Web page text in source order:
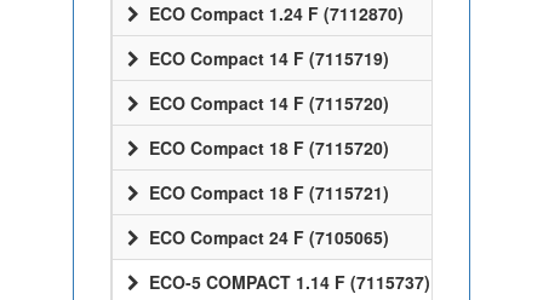
ECO Compact 1.24 F (7112870)
ECO Compact 14 F (7115719)
ECO Compact 14 F (7115720)
ECO Compact 18 F (7115720)
ECO Compact 18 F (7115721)
ECO Compact 24 F (7105065)
ECO-5 COMPACT 1.14 F (7115737)